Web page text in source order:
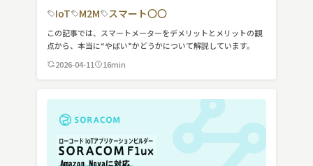
スマート漁業
クラウド
IoT
M2M スマート〇〇
この記事では、スマートメーターをデメリットとメリットの観
点から、本当に“やばい”かどうかについて解説しています。
2026-04-11
16min